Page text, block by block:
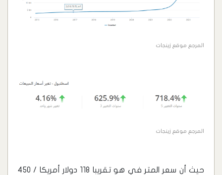
المرجع موقع زينجات
المرجع موقع زينجات
حيث أن سعر المتر في هو تقريبا 118 دولار أمريكا / 450